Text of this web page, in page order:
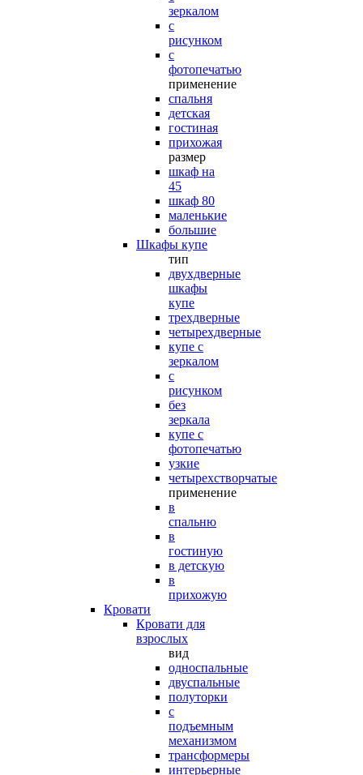
зеркалом
с
рисунком
с
фотопечатью
применение
спальня
детская
гостиная
прихожая
размер
шкаф на
45
шкаф 80
маленькие
большие
Шкафы купе
тип
двухдверные
шкафы
купе
трехдверные
четырехдверные
купе с
зеркалом
с
рисунком
без
зеркала
купе с
фотопечатью
узкие
четырехстворчатые
применение
в
спальню
в
гостиную
в детскую
в
прихожую
Кровати
Кровати для
взрослых
вид
односпальные
двуспальные
полуторки
с
подъемным
механизмом
трансформеры
интерьерные